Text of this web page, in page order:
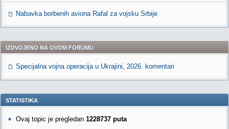
Nabavka borbenih aviona Rafal za vojsku Srbije
IZDVOJENO NA OVOM FORUMU
Specijalna vojna operacija u Ukrajini, 2026. komentari
STATISTIKA
Ovaj topic je pregledan 1228737 puta